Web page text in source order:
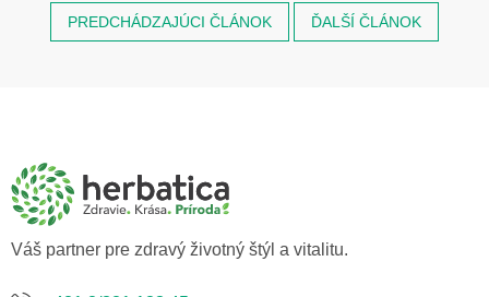
PREDCHÁDZAJÚCI ČLÁNOK ĎALŠÍ ČLÁNOK
Váš partner pre zdravý životný štýl a vitalitu.